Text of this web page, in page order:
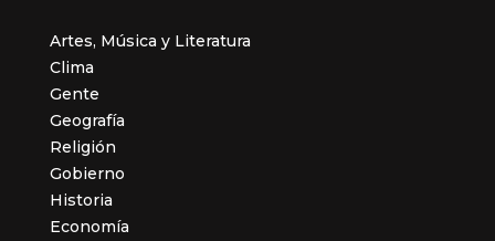
Artes, Música y Literatura
Clima
Gente
Geografía
Religión
Gobierno
Historia
Economía